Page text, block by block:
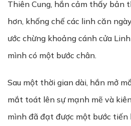
Thiên Cung, hắn cảm thấy bản
hơn, khống chế các linh căn
ước chừng khoảng cánh cửa
mình có một bước chân.
Sau một thời gian dài, hắn mở
mắt toát lên sự mạnh mẽ và
mình đã đạt được một bước tiến